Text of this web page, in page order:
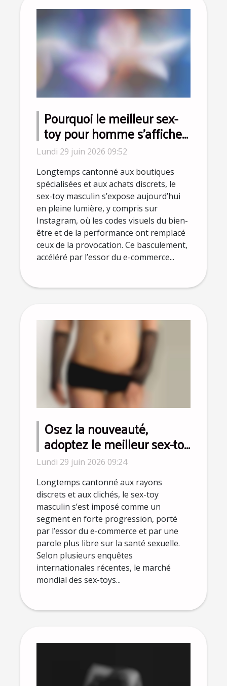
Pourquoi le meilleur sex-
toy pour homme s’affiche
désormais sur Instagram ?
Lundi 29 juin 2026 09:52
Longtemps cantonné aux boutiques
spécialisées et aux achats discrets, le
sex-toy masculin s’expose aujourd’hui
en pleine lumière, y compris sur
Instagram, où les codes visuels du bien-
être et de la performance ont remplacé
ceux de la provocation. Ce basculement,
accéléré par l’essor du e-commerce...
Osez la nouveauté,
adoptez le meilleur sex-toy
pour homme selon les
sexologues
Lundi 29 juin 2026 09:24
Longtemps cantonné aux rayons
discrets et aux clichés, le sex-toy
masculin s’est imposé comme un
segment en forte progression, porté
par l’essor du e-commerce et par une
parole plus libre sur la santé sexuelle.
Selon plusieurs enquêtes
internationales récentes, le marché
mondial des sex-toys...